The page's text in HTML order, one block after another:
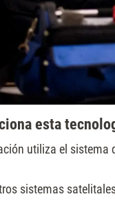
esta
utiliza el sistema
sistemas